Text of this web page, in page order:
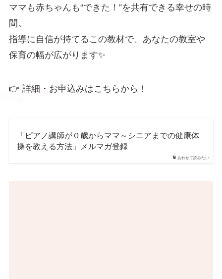
ママも赤ちゃんも“できた！”を共有できる幸せの時
間。
指導に自信が持てるこの教材で、あなたの教室や
保育の幅が広がります✨
👉 詳細・お申込みはこちらから！
あわせて読みたい
「ピアノ講師が０歳からママ～シニアまでの健康体
操を教える方法」メルマガ登録